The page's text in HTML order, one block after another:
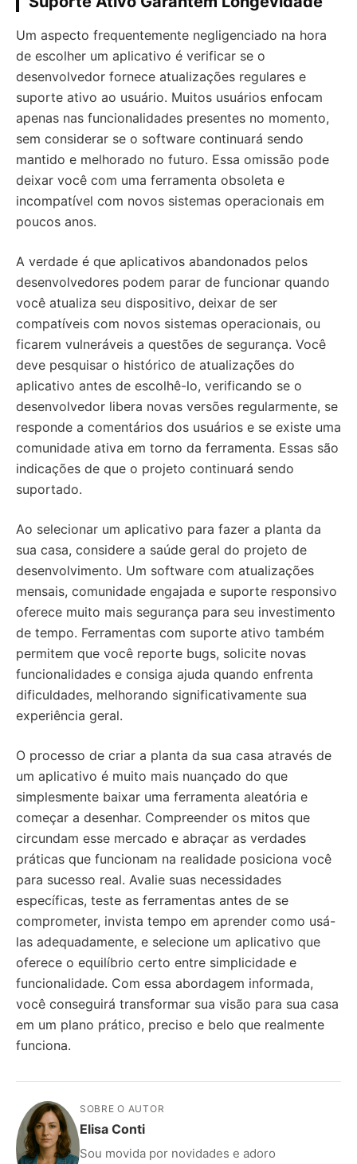
Um aspecto frequentemente negligenciado na hora
de escolher um aplicativo é verificar se o
desenvolvedor fornece atualizações regulares e
suporte ativo ao usuário. Muitos usuários enfocam
apenas nas funcionalidades presentes no momento,
sem considerar se o software continuará sendo
mantido e melhorado no futuro. Essa omissão pode
deixar você com uma ferramenta obsoleta e
incompatível com novos sistemas operacionais em
poucos anos.
A verdade é que aplicativos abandonados pelos
desenvolvedores podem parar de funcionar quando
você atualiza seu dispositivo, deixar de ser
compatíveis com novos sistemas operacionais, ou
ficarem vulneráveis a questões de segurança. Você
deve pesquisar o histórico de atualizações do
aplicativo antes de escolhê-lo, verificando se o
desenvolvedor libera novas versões regularmente, se
responde a comentários dos usuários e se existe uma
comunidade ativa em torno da ferramenta. Essas são
indicações de que o projeto continuará sendo
suportado.
Ao selecionar um aplicativo para fazer a planta da
sua casa, considere a saúde geral do projeto de
desenvolvimento. Um software com atualizações
mensais, comunidade engajada e suporte responsivo
oferece muito mais segurança para seu investimento
de tempo. Ferramentas com suporte ativo também
permitem que você reporte bugs, solicite novas
funcionalidades e consiga ajuda quando enfrenta
dificuldades, melhorando significativamente sua
experiência geral.
O processo de criar a planta da sua casa através de
um aplicativo é muito mais nuançado do que
simplesmente baixar uma ferramenta aleatória e
começar a desenhar. Compreender os mitos que
circundam esse mercado e abraçar as verdades
práticas que funcionam na realidade posiciona você
para sucesso real. Avalie suas necessidades
específicas, teste as ferramentas antes de se
comprometer, invista tempo em aprender como usá-
las adequadamente, e selecione um aplicativo que
oferece o equilíbrio certo entre simplicidade e
funcionalidade. Com essa abordagem informada,
você conseguirá transformar sua visão para sua casa
em um plano prático, preciso e belo que realmente
funciona.
SOBRE O AUTOR
Elisa Conti
Sou movida por novidades e adoro